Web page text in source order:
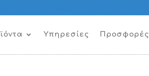
Υπηρεσίες Προσφορές